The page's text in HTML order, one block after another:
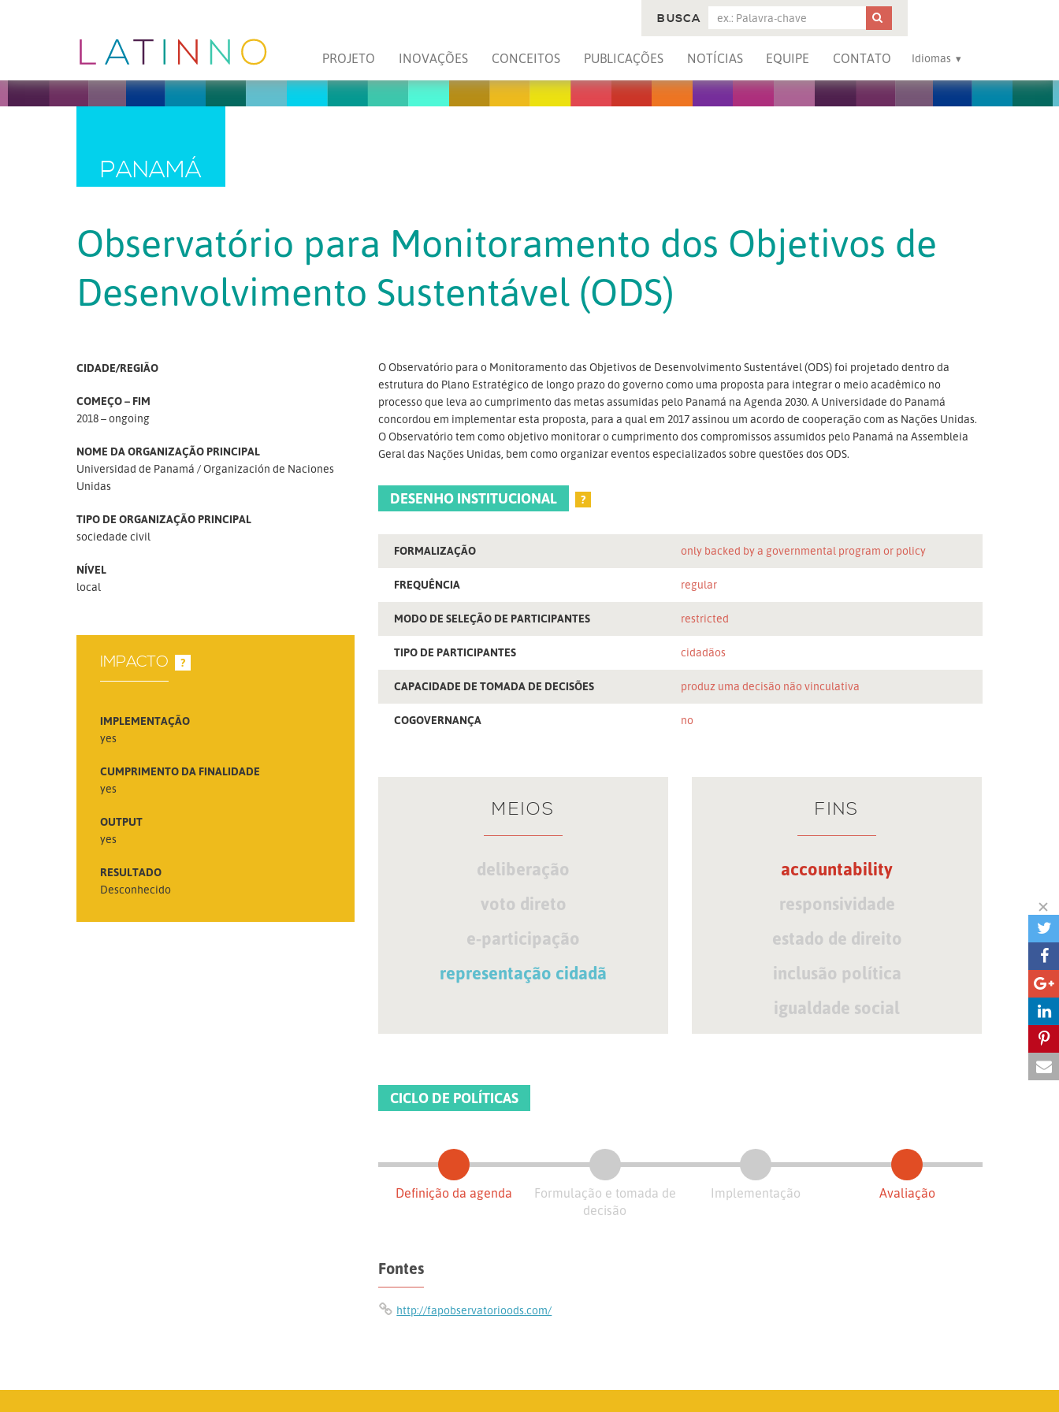
PROJETO INOVAÇÕES CONCEITOS PUBLICAÇÕES NOTÍCIAS EQUIPE CONTATO Idiomas
BUSCA
PANAMÁ
Observatório para Monitoramento dos Objetivos de
Desenvolvimento Sustentável (ODS)
CIDADE/REGIÃO
COMEÇO – FIM
2018 – ongoing
NOME DA ORGANIZAÇÃO PRINCIPAL
Universidad de Panamá
Organización de Naciones
Unidas
TIPO DE ORGANIZAÇÃO PRINCIPAL
sociedade civil
NÍVEL
local
IMPACTO ?
IMPLEMENTAÇÃO
yes
CUMPRIMENTO DA FINALIDADE
yes
OUTPUT
yes
RESULTADO
Desconhecido
O Observatório para o Monitoramento das Objetivos de Desenvolvimento Sustentável (ODS) foi projetado dentro da
estrutura do Plano Estratégico de longo prazo do governo como uma proposta para integrar o meio acadêmico no
processo que leva ao cumprimento das metas assumidas pelo Panamá na Agenda 2030. A Universidade do Panamá
concordou em implementar esta proposta, para a qual em 2017 assinou um acordo de cooperação com as Nações Unidas.
O Observatório tem como objetivo monitorar o cumprimento dos compromissos assumidos pelo Panamá na Assembleia
Geral das Nações Unidas, bem como organizar eventos especializados sobre questões dos ODS.
DESENHO INSTITUCIONAL ?
FORMALIZAÇÃO only backed by a governmental program or policy
FREQUÊNCIA regular
MODO DE SELEÇÃO DE PARTICIPANTES restricted
TIPO DE PARTICIPANTES cidadãos
CAPACIDADE DE TOMADA DE DECISÕES produz uma decisão não vinculativa
COGOVERNANÇA no
MEIOS
deliberação
voto direto
e-participação
representação cidadã
FINS
accountability
responsividade
estado de direito
inclusão política
igualdade social
CICLO DE POLÍTICAS
Definição da agenda
Formulação e tomada de
decisão
Implementação Avaliação
Fontes
http://fapobservatorioods.com/